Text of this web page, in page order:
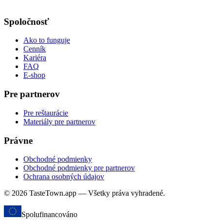
Spoločnosť
Ako to funguje
Cenník
Kariéra
FAQ
E-shop
Pre partnerov
Pre reštaurácie
Materiály pre partnerov
Právne
Obchodné podmienky
Obchodné podmienky pre partnerov
Ochrana osobných údajov
© 2026 TasteTown.app — Všetky práva vyhradené.
Spolufinancováno